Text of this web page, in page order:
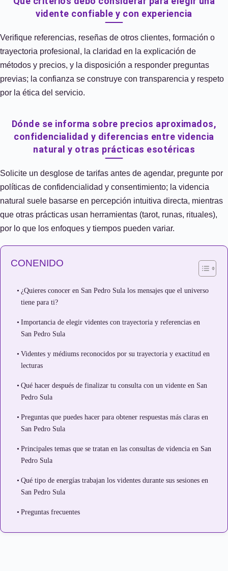
vidente confiable y con experiencia
Verifique referencias, reseñas de otros clientes, formación o
trayectoria profesional, la claridad en la explicación de
métodos y precios, y la disposición a responder preguntas
previas; la confianza se construye con transparencia y respeto
por la ética del servicio.
Dónde se informa sobre precios aproximados,
confidencialidad y diferencias entre videncia
natural y otras prácticas esotéricas
Solicite un desglose de tarifas antes de agendar, pregunte por
políticas de confidencialidad y consentimiento; la videncia
natural suele basarse en percepción intuitiva directa, mientras
que otras prácticas usan herramientas (tarot, runas, rituales),
por lo que los enfoques y tiempos pueden variar.
CONENIDO
¿Quieres conocer en San Pedro Sula los mensajes que el universo
tiene para ti?
Importancia de elegir videntes con trayectoria y referencias en
San Pedro Sula
Videntes y médiums reconocidos por su trayectoria y exactitud en
lecturas
Qué hacer después de finalizar tu consulta con un vidente en San
Pedro Sula
Preguntas que puedes hacer para obtener respuestas más claras en
San Pedro Sula
Principales temas que se tratan en las consultas de videncia en San
Pedro Sula
Qué tipo de energías trabajan los videntes durante sus sesiones en
San Pedro Sula
Preguntas frecuentes